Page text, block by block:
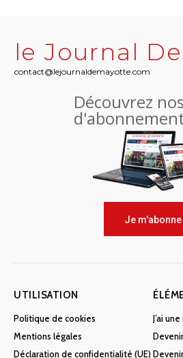
le Journal
contact@lejournaldemayotte.com
Découvrez
Je m'abonne
UTILISATION
Politique de cookies
Mentions légales
Déclaration de confidentialité (UE)
J’ai